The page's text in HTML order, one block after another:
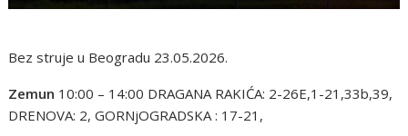
Bez struje u Beogradu 23.05.2026.
Zemun 10:00 – 14:00 DRAGANA RAKIĆA: 2-26E,1-21,33b,39,
DRENOVA: 2, GORNjOGRADSKA : 17-21,